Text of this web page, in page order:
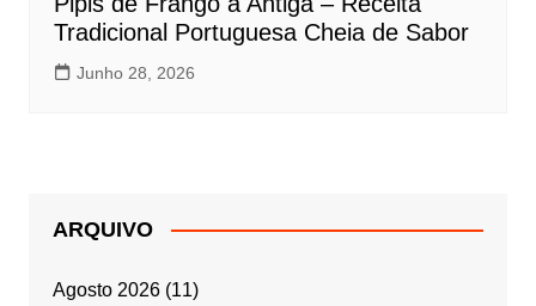
Tradicional Portuguesa Cheia de Sabor
Junho 28, 2026
ARQUIVO
Agosto 2026(11)